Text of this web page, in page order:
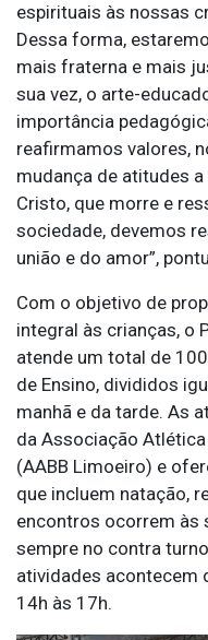
espirituais às nossas
Dessa forma,
mais fraterna e mais
sua vez, o arte-
importância
reafirmamos valores,
mudança de atitudes
Cristo, que morre e
sociedade, devemos
união e do amor”,
Com o objetivo de
integral às crianças, o
atende um total de
de Ensino, divididos
manhã e da tarde. As
da Associação
(AABB Limoeiro) e
que incluem natação,
encontros ocorrem às
sempre no contra
atividades acontecem
14h às 17h.